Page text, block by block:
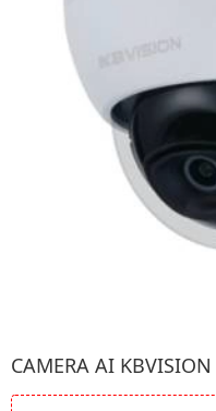
CAMERA AI